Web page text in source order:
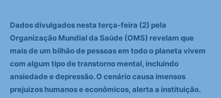
Dados divulgados nesta terça-feira (2) pela
Organização Mundial da Saúde (OMS) revelam que
mais de um bilhão de pessoas em todo o planeta vivem
com algum tipo de transtorno mental, incluindo
ansiedade e depressão. O cenário causa imensos
prejuízos humanos e econômicos, alerta a instituição.